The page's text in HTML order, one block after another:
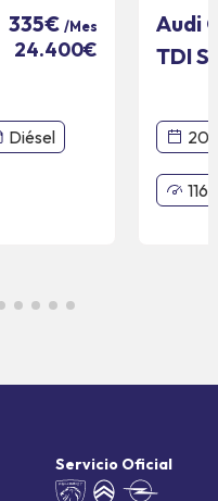
335€ /Mes
24.400€
Diésel
Audi
TDI
Servicio Oficial